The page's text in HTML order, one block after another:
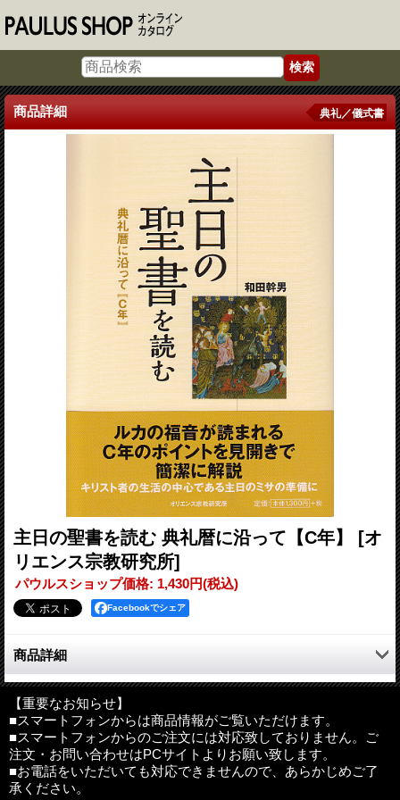
商品詳細 典礼／儀式書
主日の聖書を読む 典礼暦に沿って【C年】
[オ
リエンス宗教研究所]
パウルスショップ価格: 1,430円(税込)
Facebookでシェア
商品詳細
ルカの福音が読まれるC年のポイントを見開きで簡潔に解説――
キリスト者の生活の中心である主日のミサの準備にも最適。
聖書学の泰斗である著者が、典礼暦に沿った主日の聖書朗読箇所
をより深く理解するためのポイントを、わかりやすく説明しま
す。主日ごとに新たな気持ちでキリストの現存を意識し、キリス
ト者の生活全体の中心であるミサに与るために役立つ一冊です。
【重要なお知らせ】
■スマートフォンからは商品情報がご覧いただけます。
■スマートフォンからのご注文には対応致しておりません。ご
注文・お問い合わせはPCサイトよりお願い致します。
■お電話をいただいても対応できませんので、あらかじめご了
承ください。